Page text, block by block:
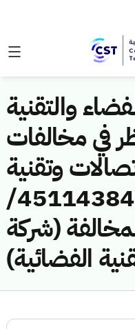
والتقنية
في مخالفات
وتقنية
المعلومات رقم (45114384/
لمخالفة (شركة
الفضائية)